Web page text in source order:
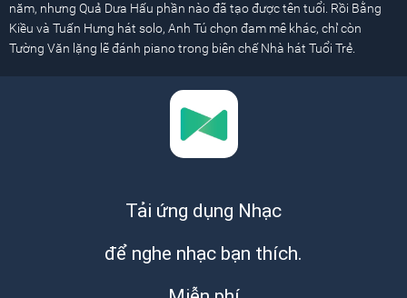
năm, nhưng Quả Dưa Hấu phần nào đã tạo được tên tuổi. Rồi Bằng
Kiều và Tuấn Hưng hát solo, Anh Tú chọn đam mê khác, chỉ còn
Tường Văn lặng lẽ đánh piano trong biên chế Nhà hát Tuổi Trẻ.
Tải ứng dụng Nhạc
để nghe nhạc bạn thích.